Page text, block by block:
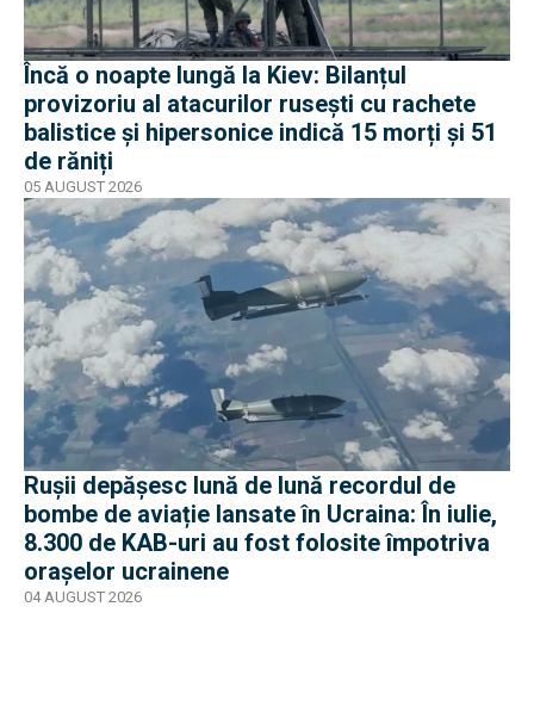
Încă o noapte lungă la Kiev: Bilanțul
provizoriu al atacurilor rusești cu rachete
balistice și hipersonice indică 15 morți și 51
de răniți
05 AUGUST 2026
Rușii depășesc lună de lună recordul de
bombe de aviație lansate în Ucraina: În iulie,
8.300 de KAB-uri au fost folosite împotriva
orașelor ucrainene
04 AUGUST 2026